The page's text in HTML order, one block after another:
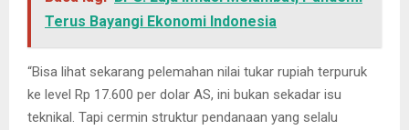
Terus Bayangi Ekonomi Indonesia
“Bisa lihat sekarang pelemahan nilai tukar rupiah terpuruk
ke level Rp 17.600 per dolar AS, ini bukan sekadar isu
teknikal. Tapi cermin struktur pendanaan yang selalu